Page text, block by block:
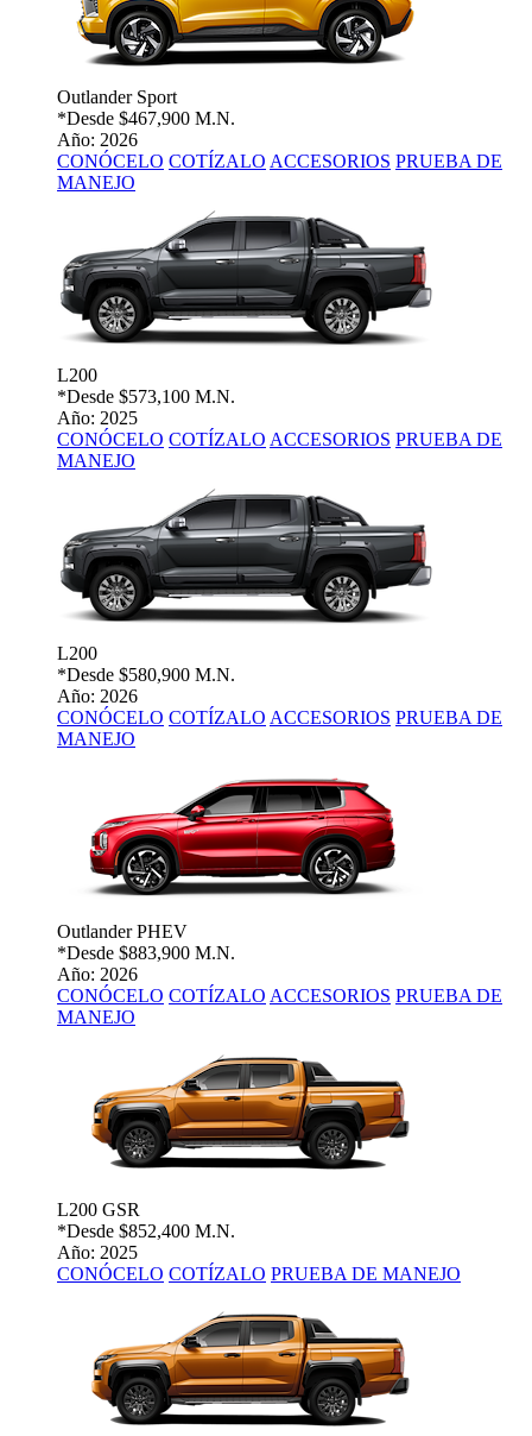
Outlander Sport
*Desde $467,900 M.N.
Año: 2026
CONÓCELO COTÍZALO ACCESORIOS PRUEBA DE
MANEJO
L200
*Desde $573,100 M.N.
Año: 2025
CONÓCELO COTÍZALO ACCESORIOS PRUEBA DE
MANEJO
L200
*Desde $580,900 M.N.
Año: 2026
CONÓCELO COTÍZALO ACCESORIOS PRUEBA DE
MANEJO
Outlander PHEV
*Desde $883,900 M.N.
Año: 2026
CONÓCELO COTÍZALO ACCESORIOS PRUEBA DE
MANEJO
L200 GSR
*Desde $852,400 M.N.
Año: 2025
CONÓCELO COTÍZALO PRUEBA DE MANEJO